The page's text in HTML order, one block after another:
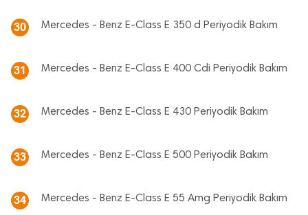
30 Mercedes - Benz E-Class E 350 d Periyodik Bakım
31 Mercedes - Benz E-Class E 400 Cdi Periyodik Bakım
32 Mercedes - Benz E-Class E 430 Periyodik Bakım
33 Mercedes - Benz E-Class E 500 Periyodik Bakım
34 Mercedes - Benz E-Class E 55 Amg Periyodik Bakım